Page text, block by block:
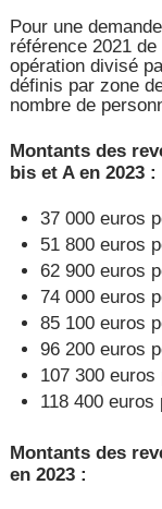
Pour une
référence 2021
opération divisé
définis par zone
nombre de
Montants des
bis et A en 2023 :
37 000 euros
51 800 euros
62 900 euros
74 000 euros
85 100 euros
96 200 euros
107 300
118 400
Montants des
en 2023 :